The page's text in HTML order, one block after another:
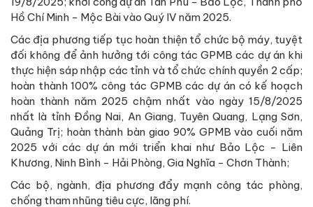
Hồ Chí Minh - Mộc Bài vào Quý IV năm 2025.
Các địa phương tiếp tục hoàn thiện tổ chức bộ máy, tuyệt
đối không để ảnh hưởng tới công tác GPMB các dự án khi
thực hiện sáp nhập các tỉnh và tổ chức chính quyền 2 cấp;
hoàn thành 100% công tác GPMB các dự án có kế hoạch
hoàn thành năm 2025 chậm nhất vào ngày 15/8/2025
nhất là tỉnh Đồng Nai, An Giang, Tuyên Quang, Lạng Sơn,
Quảng Trị; hoàn thành bàn giao 90% GPMB vào cuối năm
2025 với các dự án mới triển khai như Bảo Lộc - Liên
Khương, Ninh Bình - Hải Phòng, Gia Nghĩa - Chơn Thành;
Các bộ, ngành, địa phương đẩy mạnh công tác phòng,
chống tham nhũng tiêu cực, lãng phí.